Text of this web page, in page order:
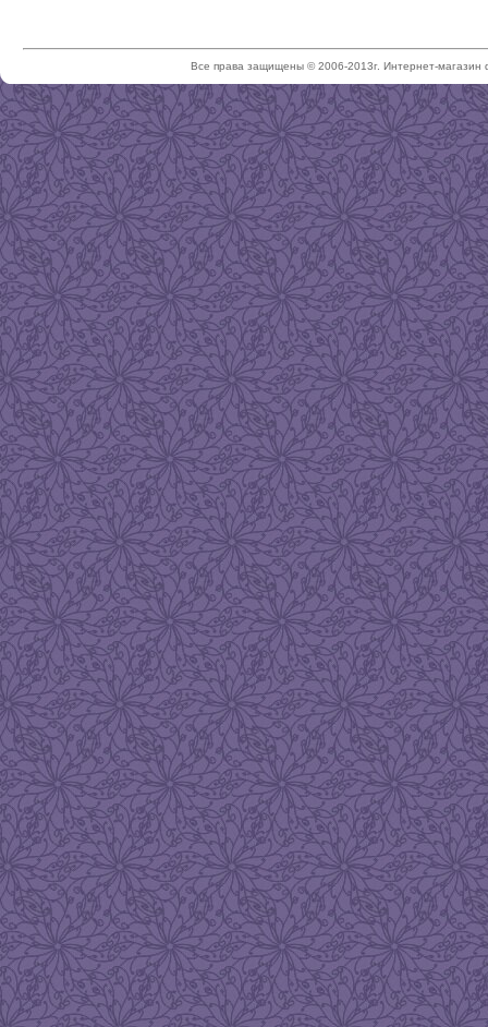
Все права защищены © 2006-2013г. Интернет-магазин